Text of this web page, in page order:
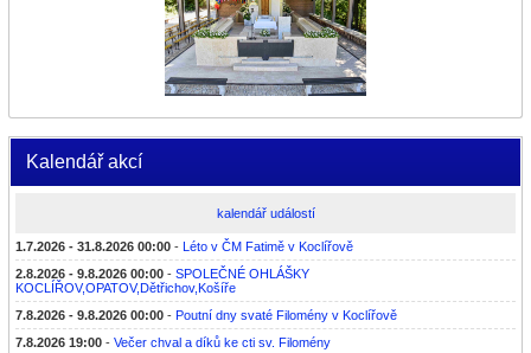
Kalendář akcí
kalendář událostí
1.7.2026 - 31.8.2026 00:00 - Léto v ČM Fatimě v Koclířově
2.8.2026 - 9.8.2026 00:00 - SPOLEČNÉ OHLÁŠKY
KOCLÍŘOV,OPATOV,Dětřichov,Košíře
7.8.2026 - 9.8.2026 00:00 - Poutní dny svaté Filomény v Koclířově
7.8.2026 19:00 - Večer chval a díků ke cti sv. Filomény